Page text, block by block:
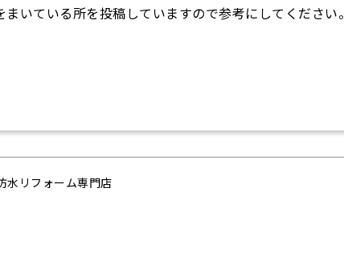
いている所を投稿していますので参考にしてください。
水リフォーム専門店